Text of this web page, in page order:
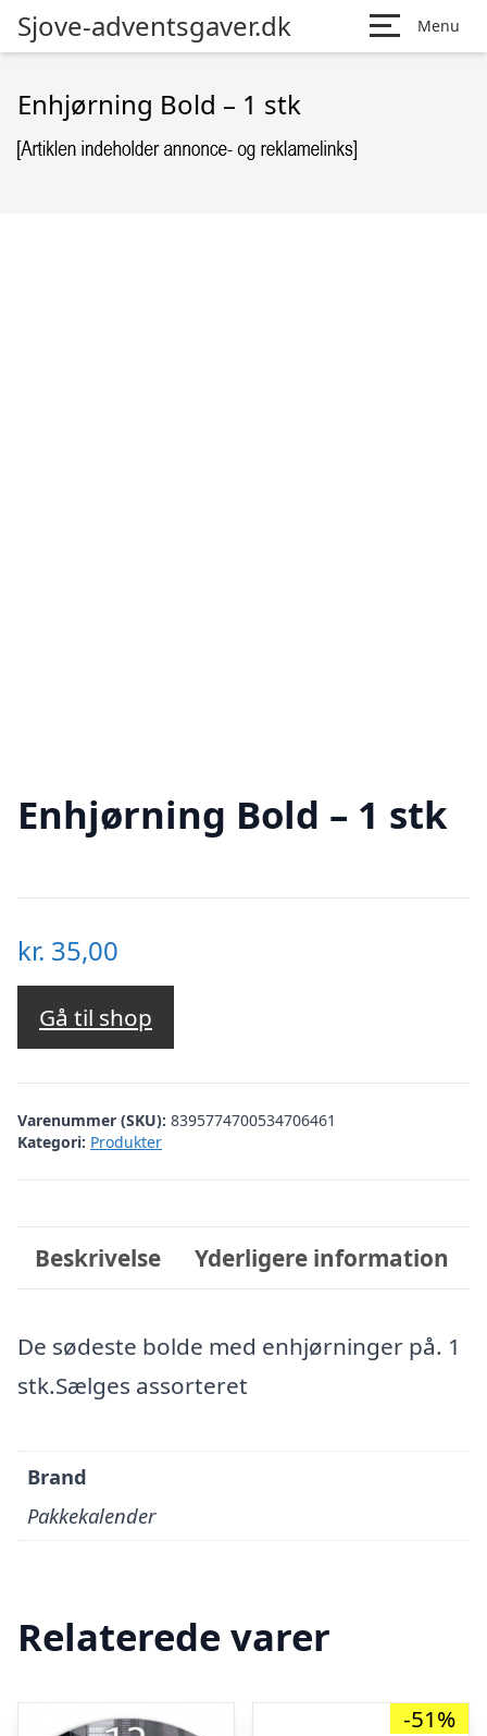
Sjove-adventsgaver.dk Menu
Enhjørning Bold – 1 stk
Enhjørning Bold – 1 stk
kr. 35,00
Gå til shop
Varenummer (SKU): 8395774700534706461
Kategori: Produkter
Beskrivelse Yderligere information
De sødeste bolde med enhjørninger på. 1
stk.Sælges assorteret
Brand
Pakkekalender
Relaterede varer
-51%